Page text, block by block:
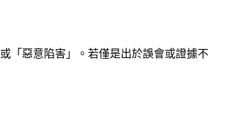
「惡意陷害」。若僅是出於誤會或證據不